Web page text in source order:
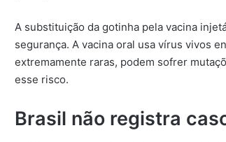
A substituição da gotinha pela vacina
segurança. A vacina oral usa vírus vivos
extremamente raras, podem sofrer
esse risco.
Brasil não registra